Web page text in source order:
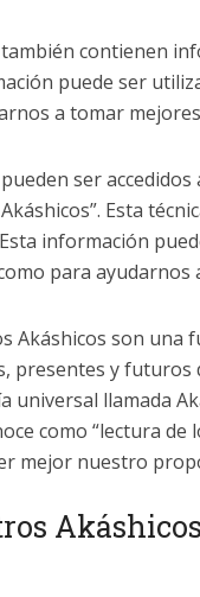
contienen
puede ser
a tomar
ser
Esta
información
para ayudarnos
Akáshicos son
presentes y futuros
universal llamada
como “lectura
mejor nuestro